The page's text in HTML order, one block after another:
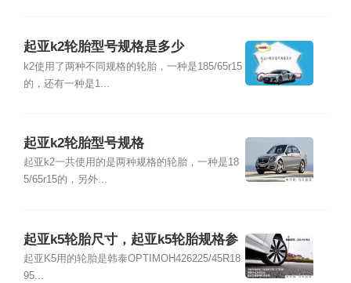
起亚k2轮胎型号规格是多少
k2使用了两种不同规格的轮胎，一种是185/65r15
的，还有一种是1...
起亚k2轮胎型号规格
起亚k2一共使用的是两种规格的轮胎，一种是18
5/65r15的，另外...
起亚k5轮胎尺寸，起亚k5轮胎规格参
数
起亚K5用的轮胎是韩泰OPTIMOH426225/45R18
95...